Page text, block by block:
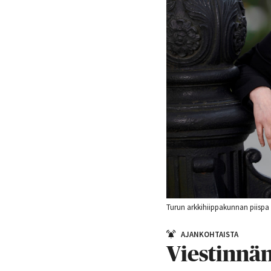
Turun arkkihiippakunnan
AJANKOHTAISTA